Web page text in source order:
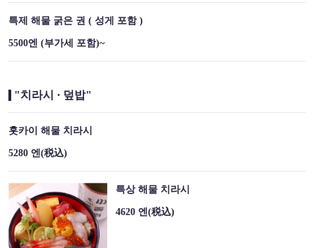
특제 해물 굵은 권 ( 성게 포함 )
5500엔 (부가세 포함)~
"치라시 · 덮밥"
홋카이 해물 치라시
5280 엔(税込)
특상 해물 치라시
4620 엔(税込)